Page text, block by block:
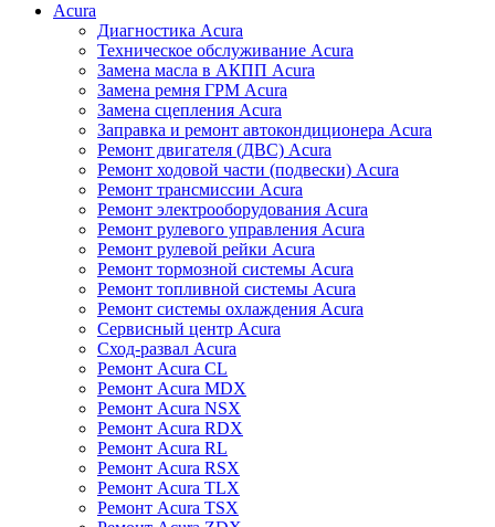
Acura
Диагностика Acura
Техническое обслуживание Acura
Замена масла в АКПП Acura
Замена ремня ГРМ Acura
Замена сцепления Acura
Заправка и ремонт автокондиционера Acura
Ремонт двигателя (ДВС) Acura
Ремонт ходовой части (подвески) Acura
Ремонт трансмиссии Acura
Ремонт электрооборудования Acura
Ремонт рулевого управления Acura
Ремонт рулевой рейки Acura
Ремонт тормозной системы Acura
Ремонт топливной системы Acura
Ремонт системы охлаждения Acura
Сервисный центр Acura
Сход-развал Acura
Ремонт Acura CL
Ремонт Acura MDX
Ремонт Acura NSX
Ремонт Acura RDX
Ремонт Acura RL
Ремонт Acura RSX
Ремонт Acura TLX
Ремонт Acura TSX